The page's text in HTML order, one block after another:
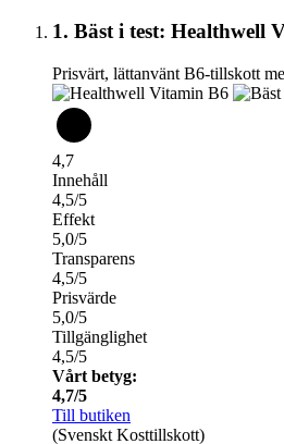
1. Bäst i test: Healthwell
Prisvärt, lättanvänt B6-tillskott
4,7
Innehåll
4,5/5
Effekt
5,0/5
Transparens
4,5/5
Prisvärde
5,0/5
Tillgänglighet
4,5/5
Vårt betyg:
4,7/5
Till butiken
(Svenskt Kosttillskott)